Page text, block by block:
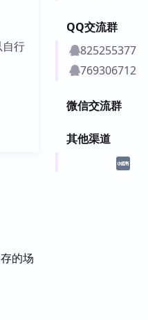
QQ交流群
825255377
769306712
微信交流群
其他渠道
行
的场